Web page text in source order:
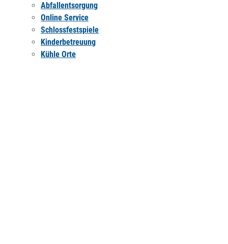
Abfallentsorgung
Online Service
Schlossfestspiele
Kinderbetreuung
Kühle Orte